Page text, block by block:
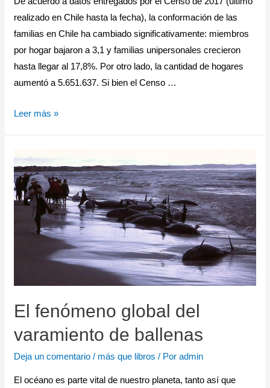
realizado en Chile hasta la fecha), la conformación de las
familias en Chile ha cambiado significativamente: miembros
por hogar bajaron a 3,1 y familias unipersonales crecieron
hasta llegar al 17,8%. Por otro lado, la cantidad de hogares
aumentó a 5.651.637. Si bien el Censo …
Leer más »
El fenómeno global del
varamiento de ballenas
Deja un comentario / más que libros / Poradmin
El océano es parte vital de nuestro planeta, tanto así que